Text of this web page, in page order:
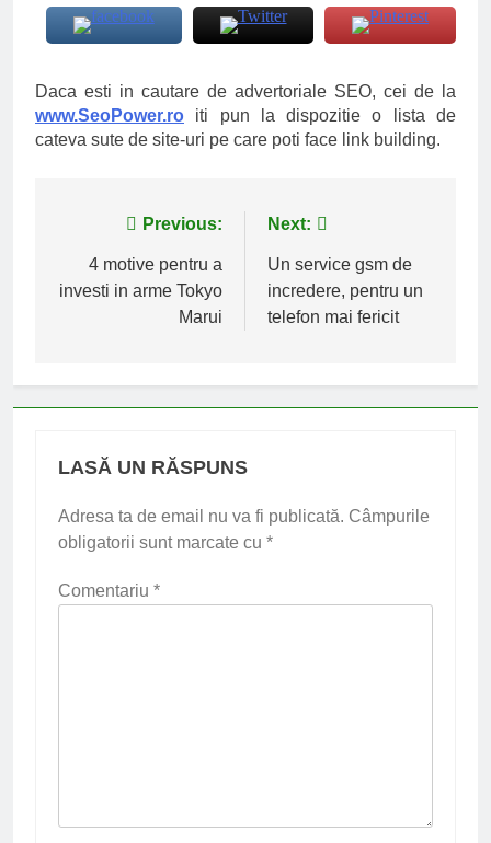
Daca esti in cautare de advertoriale SEO, cei de la
www.SeoPower.ro iti pun la dispozitie o lista de
cateva sute de site-uri pe care poti face link building.
NavigarePrevious:
4 motive pentru a
investi in arme Tokyo
Marui
Next:
Un service gsm de
incredere, pentru un
telefon mai fericit
LASĂ UN RĂSPUNS
Adresa ta de email nu va fi publicată. Câmpurile
obligatorii sunt marcate cu *
Comentariu *